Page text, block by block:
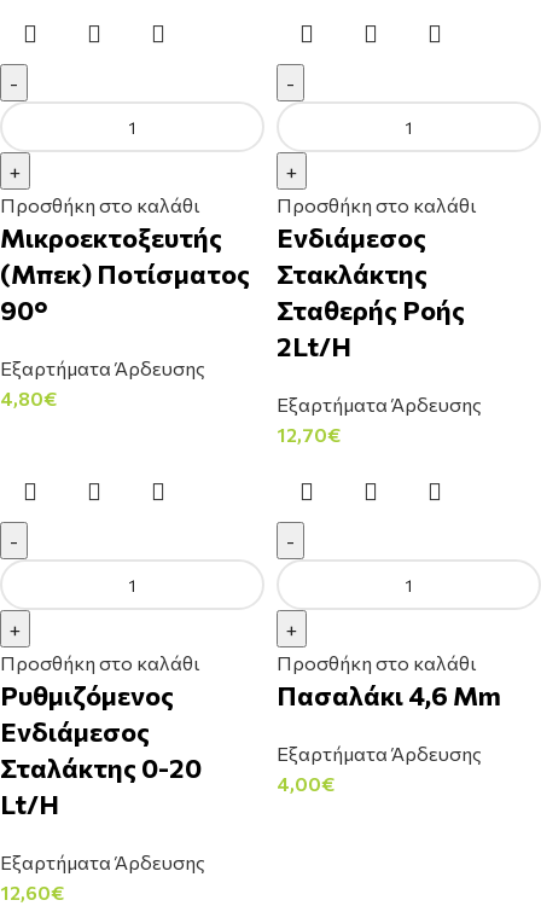
Προσθήκη στο καλάθι
Μικροεκτοξευτής
(Μπεκ) Ποτίσματος
90°
Εξαρτήματα Άρδευσης
4,80€
Προσθήκη στο καλάθι
Ενδιάμεσος
Στακλάκτης
Σταθερής Ροής
2Lt/H
Εξαρτήματα Άρδευσης
12,70€
Προσθήκη στο καλάθι
Ρυθμιζόμενος
Ενδιάμεσος
Σταλάκτης 0-20
Lt/H
Εξαρτήματα Άρδευσης
12,60€
Προσθήκη στο καλάθι
Πασαλάκι 4,6 Mm
Εξαρτήματα Άρδευσης
4,00€